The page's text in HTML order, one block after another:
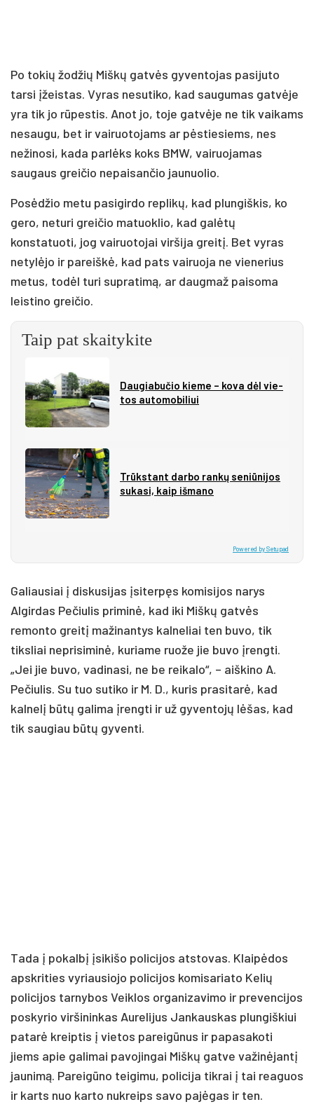
Po tokių žodžių Miškų gatvės gyventojas pasijuto
tarsi įžeistas. Vyras nesutiko, kad saugumas gatvėje
yra tik jo rūpestis. Anot jo, toje gatvėje ne tik vaikams
nesaugu, bet ir vairuotojams ar pėstiesiems, nes
nežinosi, kada parlėks koks BMW, vairuojamas
saugaus greičio nepaisančio jaunuolio.
Posėdžio metu pasigirdo replikų, kad plungiškis, ko
gero, neturi greičio matuoklio, kad galėtų
konstatuoti, jog vairuotojai viršija greitį. Bet vyras
netylėjo ir pareiškė, kad pats vairuoja ne vienerius
metus, todėl turi supratimą, ar daugmaž paisoma
leistino greičio.
Taip pat skaitykite
Dau­gia­bu­čio kie­me – ko­va dėl vie­
tos au­to­mo­bi­liui
Trūks­tant dar­bo ran­kų se­niū­ni­jos
su­ka­si, kaip iš­ma­no
Powered by Setupad
Galiausiai į diskusijas įsiterpęs komisijos narys
Algirdas Pečiulis priminė, kad iki Miškų gatvės
remonto greitį mažinantys kalneliai ten buvo, tik
tiksliai neprisiminė, kuriame ruože jie buvo įrengti.
„Jei jie buvo, vadinasi, ne be reikalo“, – aiškino A.
Pečiulis. Su tuo sutiko ir M. D., kuris prasitarė, kad
kalnelį būtų galima įrengti ir už gyventojų lėšas, kad
tik saugiau būtų gyventi.
Tada į pokalbį įsikišo policijos atstovas. Klaipėdos
apskrities vyriausiojo policijos komisariato Kelių
policijos tarnybos Veiklos organizavimo ir prevencijos
poskyrio viršininkas Aurelijus Jankauskas plungiškiui
patarė kreiptis į vietos pareigūnus ir papasakoti
jiems apie galimai pavojingai Miškų gatve važinėjantį
jaunimą. Pareigūno teigimu, policija tikrai į tai reaguos
ir karts nuo karto nukreips savo pajėgas ir ten.